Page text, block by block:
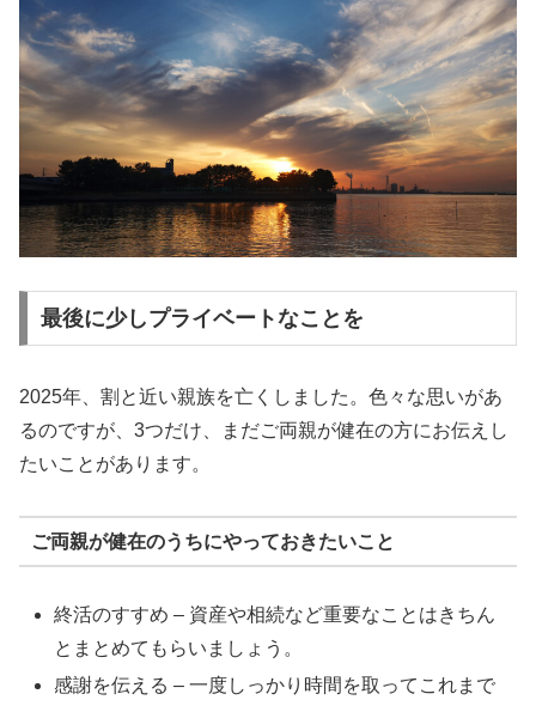
最後に少しプライベートなことを
2025年、割と近い親族を亡くしました。色々な思いがあ
るのですが、3つだけ、まだご両親が健在の方にお伝えし
たいことがあります。
ご両親が健在のうちにやっておきたいこと
終活のすすめ – 資産や相続など重要なことはきちん
とまとめてもらいましょう。
感謝を伝える – 一度しっかり時間を取ってこれまで